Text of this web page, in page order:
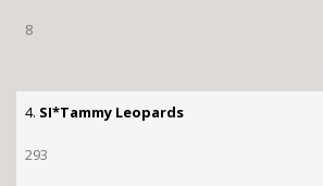
8
4. SI*Tammy Leopards
293